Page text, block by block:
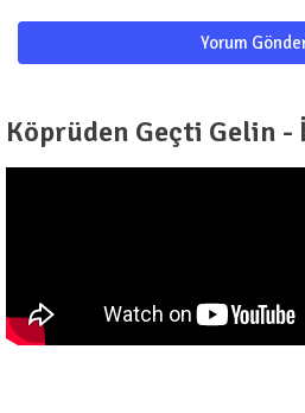
Yorum
Köprüden Geçti Gelin